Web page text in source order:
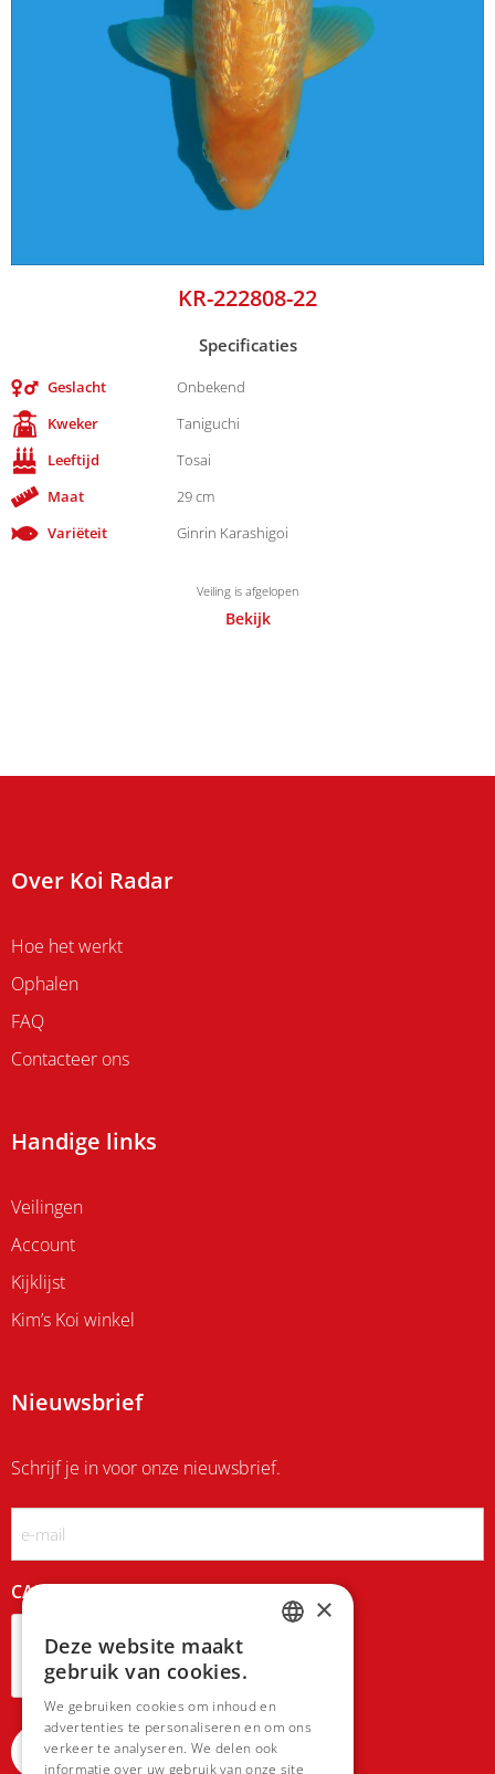
KR-222808-22
Specificaties
Geslacht
Onbekend
Kweker
Taniguchi
Leeftijd
Tosai
Maat
29 cm
Variëteit
Ginrin Karashigoi
Veiling is afgelopen
Bekijk
Over Koi Radar
Hoe het werkt
Ophalen
FAQ
Contacteer ons
Handige links
Veilingen
Account
Kijklijst
Kim’s Koi winkel
Nieuwsbrief
Schrijf je in voor onze nieuwsbrief.
CAPTCHA ×
Deze website maakt
gebruik van cookies.
We gebruiken cookies om inhoud en
advertenties te personaliseren en om ons
verkeer te analyseren. We delen ook
informatie over uw gebruik van onze site